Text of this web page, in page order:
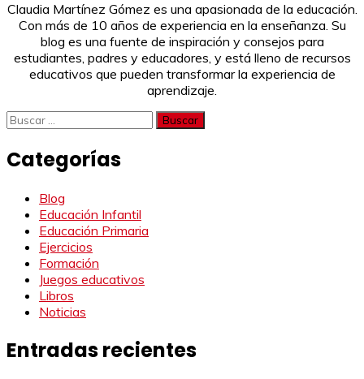
Claudia Martínez Gómez es una apasionada de la educación.
Con más de 10 años de experiencia en la enseñanza. Su
blog es una fuente de inspiración y consejos para
estudiantes, padres y educadores, y está lleno de recursos
educativos que pueden transformar la experiencia de
aprendizaje.
Buscar:
Categorías
Blog
Educación Infantil
Educación Primaria
Ejercicios
Formación
Juegos educativos
Libros
Noticias
Entradas recientes